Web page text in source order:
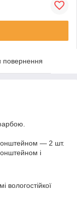
повернення
— 2 шт.
і